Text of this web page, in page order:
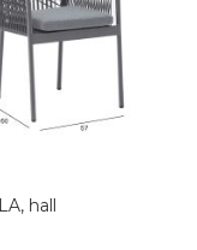
hall